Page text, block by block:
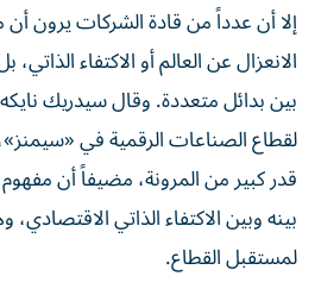
إلا أن عدداً من قادة الشركات يرون أن
الانعزال عن العالم أو الاكتفاء الذاتي،
بين بدائل متعددة. وقال سيدريك
لقطاع الصناعات الرقمية في
قدر كبير من المرونة، مضيفاً أن
بينه وبين الاكتفاء الذاتي الاقتصادي،
لمستقبل القطاع.